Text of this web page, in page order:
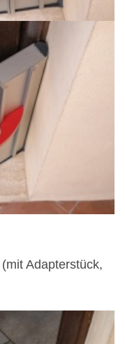
(mit Adapterstück,